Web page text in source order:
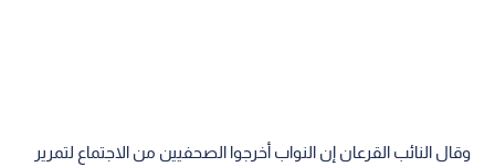
وقال النائب القرعان إن النواب أخرجوا الصحفيين من الاجتماع لتمرير